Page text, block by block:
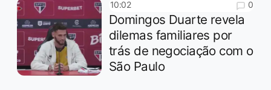
10:02 0
Domingos Duarte revela
dilemas familiares por
trás de negociação com o
São Paulo